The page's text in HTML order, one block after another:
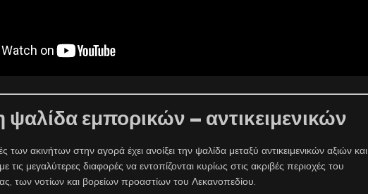
ψαλίδα εμπορικών – αντικειμενικών
των ακινήτων στην αγορά έχει ανοίξει την ψαλίδα μεταξύ αντικειμενικών αξιών και
τις μεγαλύτερες διαφορές να εντοπίζονται κυρίως στις ακριβές περιοχές του
των νοτίων και βορείων προαστίων του Λεκανοπεδίου.